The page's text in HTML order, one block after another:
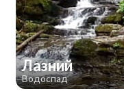
Лазний
Водоспад